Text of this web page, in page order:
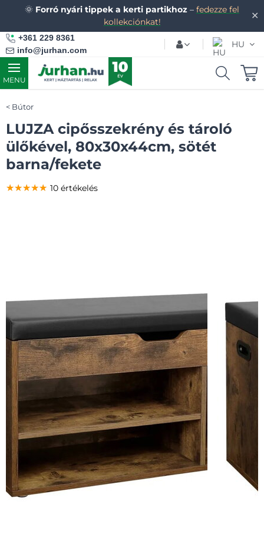
✕
🌞 Forró nyári tippek a kerti partikhoz – fedezze fel
kollekciónkat!
+361 229 8361
info@jurhan.com
HU
MENU
Bútor
LUJZA cipősszekrény és tároló
ülőkével, 80x30x44cm, sötét
barna/fekete
★★★★★
★★★★★
★★★★★ 10 értékelés